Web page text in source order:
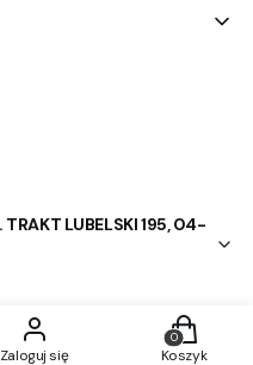
TRAKT LUBELSKI 195, 04-
Shoper.pl
Zaloguj się
Produkty
Koszyk